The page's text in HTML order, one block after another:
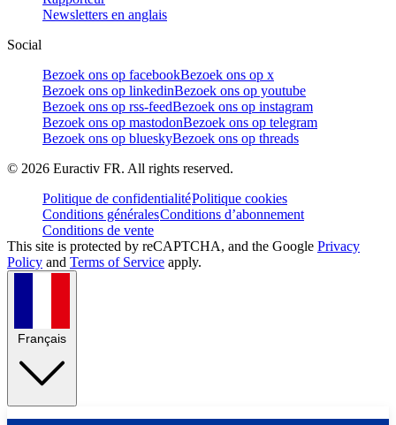
Newsletters en anglais
Social
Bezoek ons op facebookBezoek ons op x
Bezoek ons op linkedinBezoek ons op youtube
Bezoek ons op rss-feedBezoek ons op instagram
Bezoek ons op mastodonBezoek ons op telegram
Bezoek ons op blueskyBezoek ons op threads
© 2026 Euractiv FR. All rights reserved.
Politique de confidentialitéPolitique cookies
Conditions généralesConditions d’abonnement
Conditions de vente
This site is protected by reCAPTCHA, and the Google Privacy
Policy and Terms of Service apply.
Français